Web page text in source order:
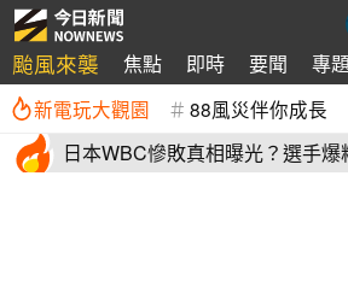
颱風來襲 焦點 即時 要聞 專
新電玩大觀園 88風災伴你成長
日本WBC慘敗真相曝光？選手